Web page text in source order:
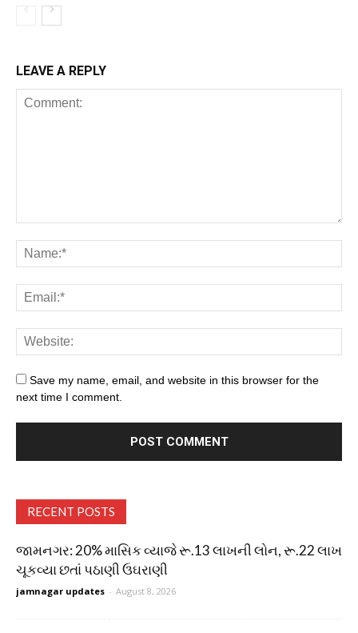
LEAVE A REPLY
Save my name, email, and website in this browser for the
next time I comment.
RECENT POSTS
જામનગર: 20% માસિક વ્યાજે રૂ.13 લાખની લોન, રૂ.22 લાખ
ચૂકવ્યા છતાં પઠાણી ઉઘરાણી
jamnagar updates - August 8, 2026